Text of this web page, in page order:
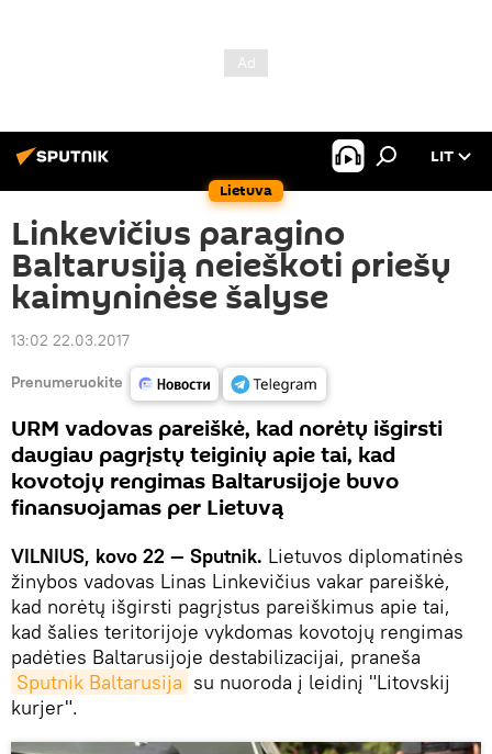
Lietuva
LIT
Linkevičius paragino
Baltarusiją neieškoti priešų
kaimyninėse šalyse
13:02 22.03.2017
Prenumeruokite
URM vadovas pareiškė, kad norėtų išgirsti
daugiau pagrįstų teiginių apie tai, kad
kovotojų rengimas Baltarusijoje buvo
finansuojamas per Lietuvą
VILNIUS, kovo 22 — Sputnik. Lietuvos diplomatinės
žinybos vadovas Linas Linkevičius vakar pareiškė,
kad norėtų išgirsti pagrįstus pareiškimus apie tai,
kad šalies teritorijoje vykdomas kovotojų rengimas
padėties Baltarusijoje destabilizacijai, praneša
Sputnik Baltarusija su nuoroda į leidinį "Litovskij
kurjer".